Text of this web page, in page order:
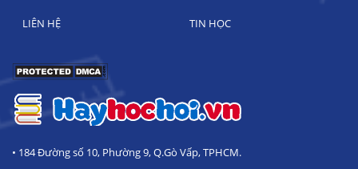
LIÊN HỆ TIN HỌC
• 184 Đường số 10, Phường 9, Q.Gò Vấp, TPHCM.